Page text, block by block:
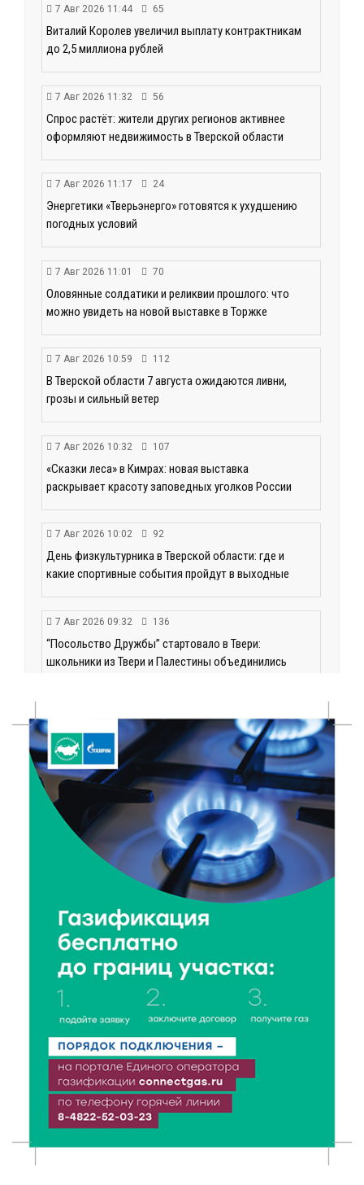
7 Авг 2026 11:44 65
Виталий Королев увеличил выплату контрактникам
до 2,5 миллиона рублей
7 Авг 2026 11:32 56
Спрос растёт: жители других регионов активнее
оформляют недвижимость в Тверской области
7 Авг 2026 11:17 24
Энергетики «Тверьэнерго» готовятся к ухудшению
погодных условий
7 Авг 2026 11:01 70
Оловянные солдатики и реликвии прошлого: что
можно увидеть на новой выставке в Торжке
7 Авг 2026 10:59 112
В Тверской области 7 августа ожидаются ливни,
грозы и сильный ветер
7 Авг 2026 10:32 107
«Сказки леса» в Кимрах: новая выставка
раскрывает красоту заповедных уголков России
7 Авг 2026 10:02 92
День физкультурника в Тверской области: где и
какие спортивные события пройдут в выходные
7 Авг 2026 09:32 136
“Посольство Дружбы” стартовало в Твери:
школьники из Твери и Палестины объединились
152
От зарядки до ПДД: как в Твери детям прививают
здоровый образ жизни и навыки дорожной
безопасности
6 Авг 2026 23:07 384
От ливней к ясным дням: как изменится погода в
Твери в начале августа
6 Авг 2026 22:02 375
В Твери прошла акция «Светлячок»: как сделать
ребенка видимым для водителей в любую погоду
6 Авг 2026 21:15 314
Водителям региона напоминают о правилах
перевозки детей в машине
6 Авг 2026 21:01 353
Триумф на воде: Тверская область взяла 13 медалей